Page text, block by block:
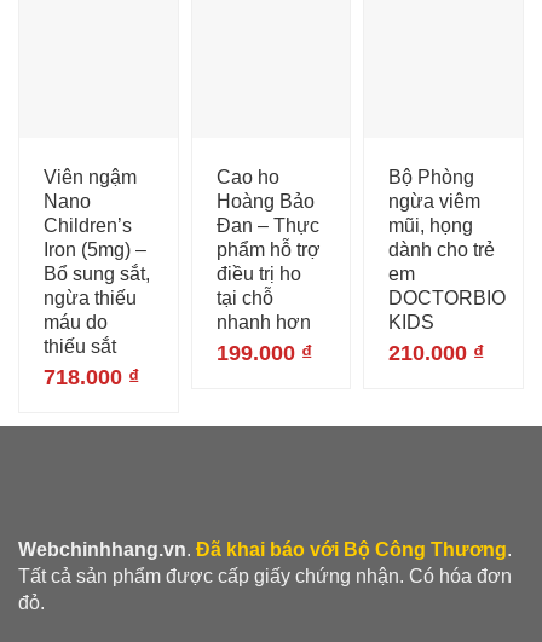
Viên ngậm
Nano
Children’s
Iron (5mg) –
Bổ sung sắt,
ngừa thiếu
máu do
thiếu sắt
718.000 ₫
Cao ho
Hoàng Bảo
Đan – Thực
phẩm hỗ trợ
điều trị ho
tại chỗ
nhanh hơn
199.000 ₫
Bộ Phòng
ngừa viêm
mũi, họng
dành cho trẻ
em
DOCTORBIO
KIDS
210.000 ₫
Webchinhhang.vn. Đã khai báo với Bộ Công Thương.
Tất cả sản phẩm được cấp giấy chứng nhận. Có hóa đơn
đỏ.